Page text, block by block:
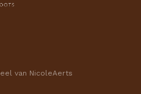
van NicoleAerts